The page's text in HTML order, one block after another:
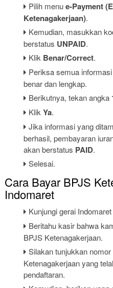
Pilih menue-Payment
Ketenagakerjaan).
Kemudian, masukkan
berstatus UNPAID.
Klik Benar/Correct.
Periksa semua
benar dan lengkap.
Berikutnya, tekan angka
KlikYa.
Jika informasi yang
berhasil, pembayaran
akan berstatus PAID.
Selesai.
Cara Bayar BPJS
Indomaret
Kunjungi gerai
Beritahu kasir bahwa
BPJS Ketenagakerjaan.
Silakan tunjukkan
Ketenagakerjaan yang
pendaftaran.